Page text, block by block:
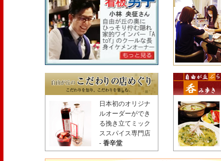
日本初のオリジナ
ルオーダーができ
る挽き立てミック
ススパイス専門店
- 香辛堂